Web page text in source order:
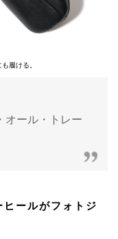
履ける。
オール・トレー
ールがフォトジ